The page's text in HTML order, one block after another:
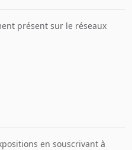
présent sur le réseaux
en souscrivant à